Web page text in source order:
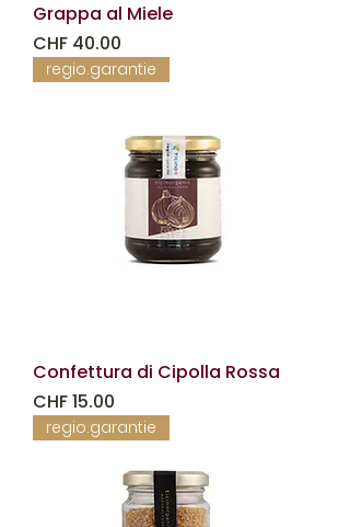
Grappa al Miele
Prezzo
CHF 40.00
regio.garantie
Confettura di Cipolla Rossa
Prezzo
CHF 15.00
regio.garantie